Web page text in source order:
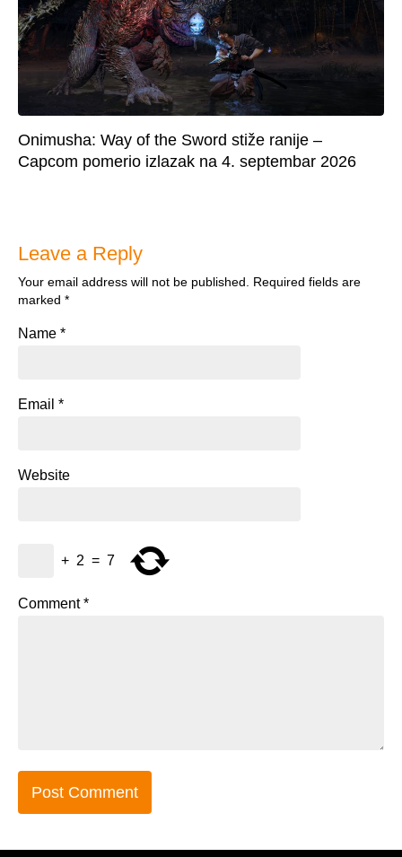
Onimusha: Way of the Sword stiže ranije –
Capcom pomerio izlazak na 4. septembar 2026
Leave a Reply
Your email address will not be published. Required fields are
marked *
Name *
Email *
Website
+ 2 = 7
Comment*